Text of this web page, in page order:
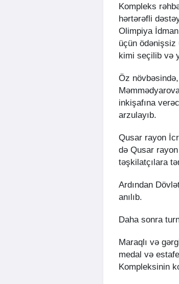
Kompleks
hərtərəfli
Olimpiya
üçün
kimi seçilib və
Öz
inkişafına
arzulayıb.
Qusar rayon
də Qusar
təşkilatçılara
Ardından
anılıb.
Daha sonra
Maraqlı və
medal və
Kompleksinin